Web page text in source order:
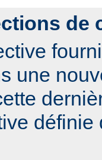
de
une
définie